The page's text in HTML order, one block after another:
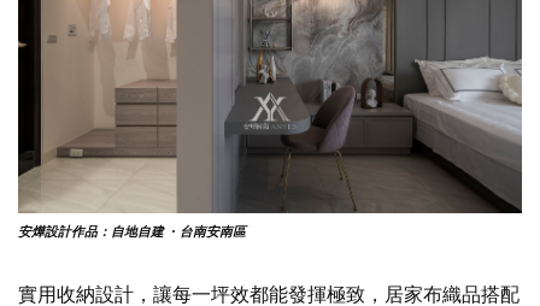
安燁設計作品：自地自建 · 台南安南區
實用收納設計，讓每一坪效都能發揮極致，居家布織品搭配